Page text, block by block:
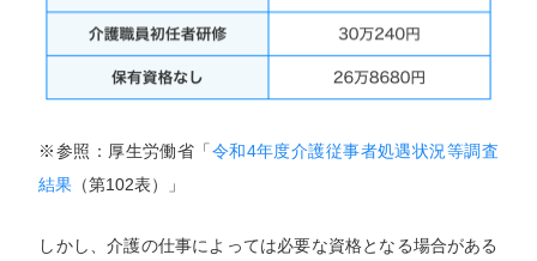
※参照：厚生労働省「令和4年度介護従事者処遇状況等調査
結果 （第102表）」
しかし、介護の仕事によっては必要な資格となる場合がある